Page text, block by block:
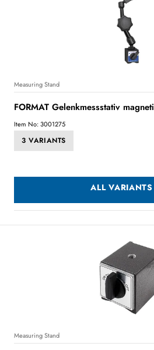
Measuring Stand
FORMAT Gelenkmessstativ
Item No: 3001275
3 VARIANTS
ALL VARIANTS
Measuring Stand